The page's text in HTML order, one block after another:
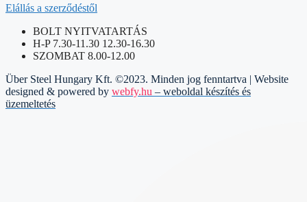
Elállás a szerződéstől
BOLT NYITVATARTÁS
H-P 7.30-11.30 12.30-16.30
SZOMBAT 8.00-12.00
Über Steel Hungary Kft. ©2023. Minden jog fenntartva | Website
designed & powered by webfy.hu – weboldal készítés és
üzemeltetés